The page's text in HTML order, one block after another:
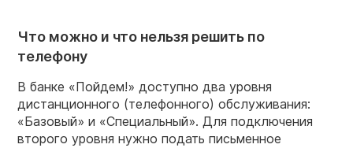
Что можно и что нельзя решить по
телефону
В банке «Пойдем!» доступно два уровня
дистанционного (телефонного) обслуживания:
«Базовый» и «Специальный». Для подключения
второго уровня нужно подать письменное